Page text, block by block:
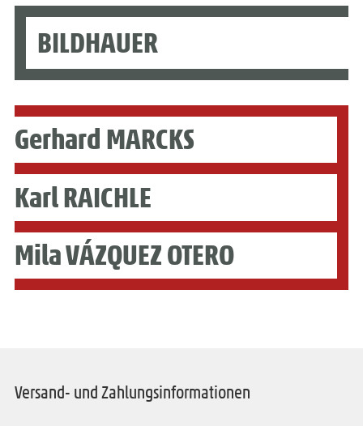
BILDHAUER
Gerhard MARCKS
Karl RAICHLE
Mila VÁZQUEZ OTERO
Versand- und Zahlungsinformationen